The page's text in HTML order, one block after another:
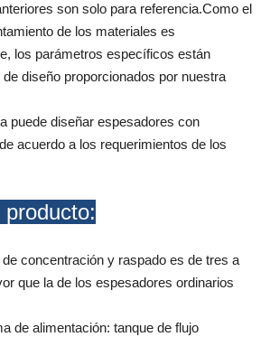
son solo para referencia.Como el
de los materiales es
los parámetros específicos están
diseño proporcionados por nuestra
puede diseñar espesadores con
acuerdo a los requerimientos de los
concentración y raspado es de tres a
que la de los espesadores ordinarios
de alimentación: tanque de flujo